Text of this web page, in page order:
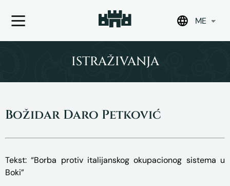
ME
ISTRAŽIVANJA
Božidar Daro Petković
Tekst: “Borba protiv italijanskog okupacionog sistema u
Boki”